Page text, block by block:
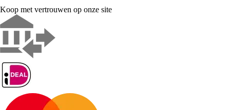
Koop met vertrouwen op onze site